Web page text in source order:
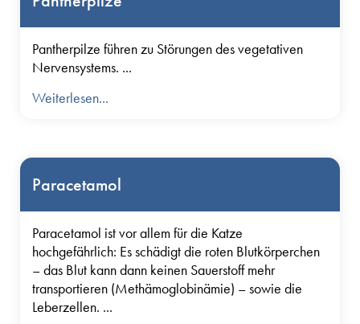
Pantherpilze führen zu Störungen des vegetativen
Nervensystems. ...
Weiterlesen...
Paracetamol
Paracetamol ist vor allem für die Katze
hochgefährlich: Es schädigt die roten Blutkörperchen
– das Blut kann dann keinen Sauerstoff mehr
transportieren (Methämoglobinämie) – sowie die
Leberzellen. ...